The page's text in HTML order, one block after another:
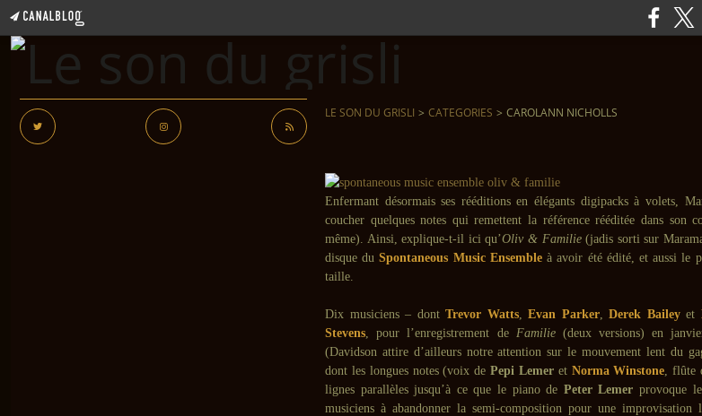
LE SON DU GRISLI > CATEGORIES > CAROLANN NICHOLLS
Enfermant désormais ses rééditions en élégants digipacks à volets,
coucher quelques notes qui remettent la référence rééditée dans son
même). Ainsi, explique-t-il ici qu’Oliv & Familie(jadis sorti sur
disque duSpontaneous Music Ensembleà avoir été édité, et aussi le
taille.
Dix musiciens – dont Trevor Watts, Evan Parker, Derek Bailey et
Stevens, pour l’enregistrement de Familie(deux versions) en
(Davidson attire d’ailleurs notre attention sur le mouvement lent du
dont les longues notes (voix de Pepi Lemeret Norma Winstone, flûte
lignes parallèles jusqu’à ce que le piano de Peter Lemer provoque
musiciens à abandonner la semi-composition pour une improvisation